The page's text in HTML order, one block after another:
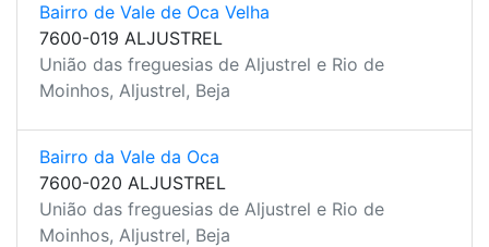
Bairro de Vale de Oca Velha
7600-019 ALJUSTREL
União das freguesias de Aljustrel e Rio de
Moinhos, Aljustrel, Beja
Bairro da Vale da Oca
7600-020 ALJUSTREL
União das freguesias de Aljustrel e Rio de
Moinhos, Aljustrel, Beja